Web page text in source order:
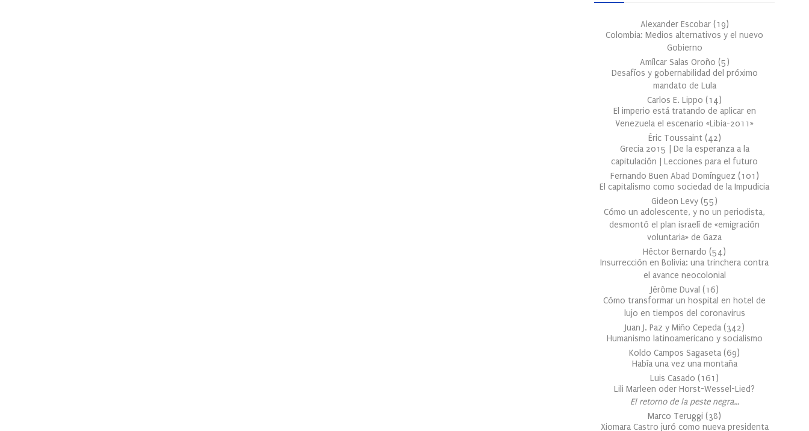
Alexander Escobar (19)
Colombia: Medios alternativos y el nuevo
Gobierno
Amílcar Salas Oroño (5)
Desafíos y gobernabilidad del próximo
mandato de Lula
Carlos E. Lippo (14)
El imperio está tratando de aplicar en
Venezuela el escenario «Libia-2011»
Éric Toussaint (42)
Grecia 2015 | De la esperanza a la
capitulación | Lecciones para el futuro
Fernando Buen Abad Domínguez (101 )
El capitalismo como sociedad de la Impudicia
Gideon Levy (55)
Cómo un adolescente, y no un periodista,
desmontó el plan israelí de «emigración
voluntaria» de Gaza
Héctor Bernardo (54)
Insurrección en Bolivia: una trinchera contra
el avance neocolonial
Jérôme Duval (16)
Cómo transformar un hospital en hotel de
lujo en tiempos del coronavirus
Juan J. Paz y Miño Cepeda (342)
Humanismo latinoamericano y socialismo
Koldo Campos Sagaseta (69)
Había una vez una montaña
Luis Casado (161 )
Lili Marleen oder Horst-Wessel-Lied?
El retorno de la peste negra…
Marco Teruggi (38)
Xiomara Castro juró como nueva presidenta